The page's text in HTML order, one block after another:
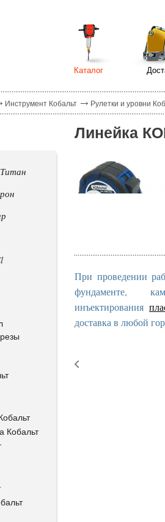
Каталог
Инструмент Кобальт Рулетки и уровни
Кобальт
Линейка
При проведении
фундаменте,
инъектирования
доставка в любой